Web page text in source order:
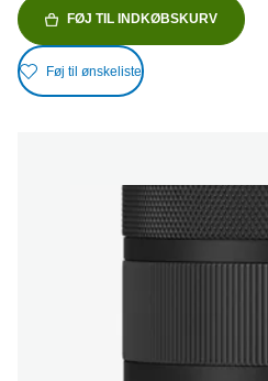
FØJ TIL INDKØBSKURV
Føj til ønskeliste